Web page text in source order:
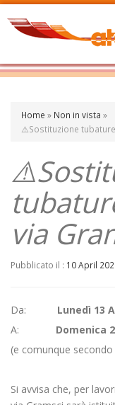
Home » Non in vista »
⚠️Sostituzione
via
Pubblicato il : 10 April
Da: Lunedì 13
A:
Domenica
(e comunque
Si avvisa che, per